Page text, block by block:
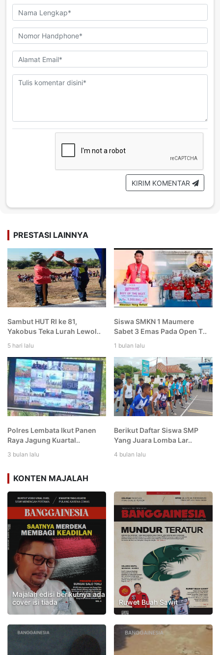
KIRIM KOMENTAR
PRESTASI LAINNYA
Sambut HUT RI ke 81,
Yakobus Teka Lurah Lewol..
5 hari lalu
Siswa SMKN 1 Maumere
Sabet 3 Emas Pada Open T..
1 bulan lalu
Polres Lembata Ikut Panen
Raya Jagung Kuartal..
3 bulan lalu
Berikut Daftar Siswa SMP
Yang Juara Lomba Lar..
4 bulan lalu
KONTEN MAJALAH
Majalah edisi berikutnya ada
cover isi tiada
Ruwet Buah Sawit